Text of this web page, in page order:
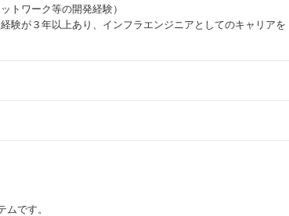
トワーク等の開発経験）
験が３年以上あり、インフラエンジニアとしてのキャリアを
です。